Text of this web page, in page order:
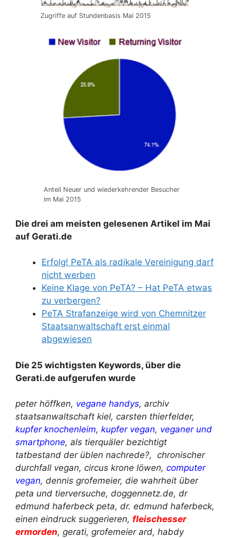
Zugriffe auf Stundenbasis Mai 2015
Anteil Neuer und wiederkehrender Besucher
im Mai 2015
Die drei am meisten gelesenen Artikel im Mai
auf Gerati.de
Erfolg! PeTA als radikale Vereinigung darf
nicht werben
Keine Klage von PeTA? – Hat PeTA etwas
zu verbergen?
PeTA Strafanzeige wird von Chemnitzer
Staatsanwaltschaft erst einmal
abgewiesen
Die 25 wichtigsten Keywords, über die
Gerati.de aufgerufen wurde
peter höffken, vegane handys, archiv
staatsanwaltschaft kiel, carsten thierfelder,
kupfer knochenleim, kupfer vegan, veganer und
smartphone, als tierquäler bezichtigt
tatbestand der üblen nachrede?, chronischer
durchfall vegan, circus krone löwen, computer
vegan, dennis grofemeier, die wahrheit über
peta und tierversuche, doggennetz.de, dr
edmund haferbeck peta, dr. edmund haferbeck,
einen eindruck suggerieren, fleischesser
ermorden, gerati, grofemeier ard, habdy